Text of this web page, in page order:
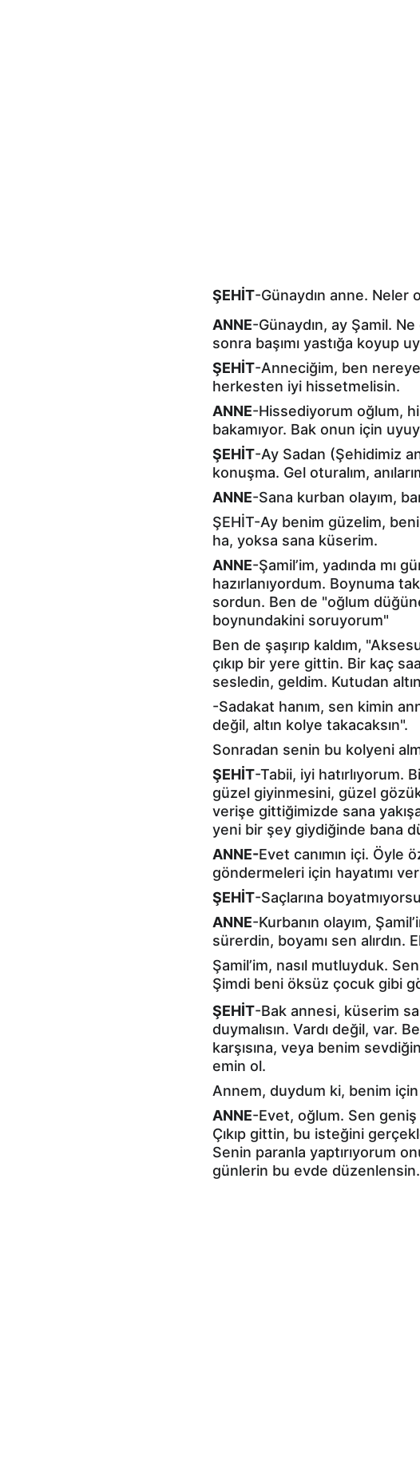
ŞEHİT-Günaydın anne. Neler
ANNE-Günaydın, ay Şamil.
sonra başımı yastığa koyup
ŞEHİT-Anneciğim, ben
herkesten iyi hissetmelisin.
ANNE-Hissediyorum oğlum,
bakamıyor. Bak onun için
ŞEHİT-Ay Sadan (Şehidimiz
konuşma. Gel oturalım,
ANNE-Sana kurban olayım,
ŞEHİT-Ay benim güzelim,
ha, yoksa sana küserim.
ANNE-Şamil’im, yadında mı
hazırlanıyordum. Boynuma
sordun. Ben de "oğlum
boynundakini soruyorum"
Ben de şaşırıp kaldım,
çıkıp bir yere gittin. Bir kaç
sesledin, geldim. Kutudan
-Sadakat hanım, sen kimin
değil, altın kolye takacaksın".
Sonradan senin bu kolyeni
ŞEHİT-Tabii, iyi hatırlıyorum.
güzel giyinmesini, güzel
verişe gittiğimizde sana
yeni bir şey giydiğinde bana
ANNE-Evet canımın içi. Öyle
göndermeleri için hayatımı
ŞEHİT-Saçlarına
ANNE-Kurbanın olayım,
sürerdin, boyamı sen alırdın.
Şamil’im, nasıl mutluyduk.
Şimdi beni öksüz çocuk gibi
ŞEHİT-Bak annesi, küserim
duymalısın. Vardı değil, var.
karşısına, veya benim
emin ol.
Annem, duydum ki, benim
ANNE-Evet, oğlum. Sen
Çıkıp gittin, bu isteğini
Senin paranla yaptırıyorum
günlerin bu evde